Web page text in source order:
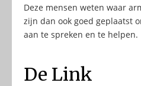
Deze mensen weten waar
zijn dan ook goed geplaatst
aan te spreken en te helpen.
De Link